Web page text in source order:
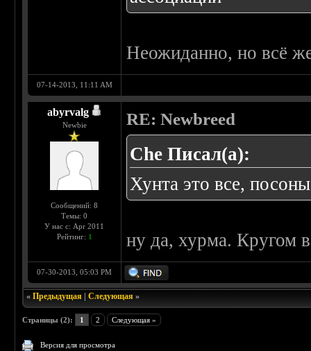
Неожиданно, но всё
07-14-2013, 11:11 AM
abyrvalg
Newbie
Сообщений: 8
Темы: 0
У нас с: Apr 2011
Рейтинг: 1
RE: Newbreed
Che Писал(а):
Хунта это все,
ну да, хурма. Кругом
07-30-2013, 05:03 PM
«Предыдущая |Следующая »
Страницы (2): 1 2 Следующая »
Версия для просмотра